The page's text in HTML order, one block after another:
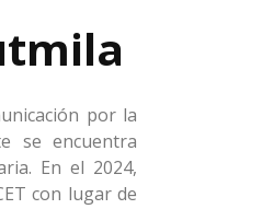
por la
se encuentra
En el 2024,
con lugar de